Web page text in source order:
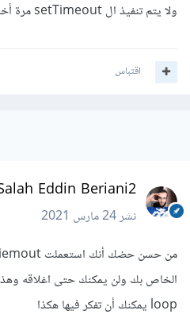
ولا يتم تنفيذ ال setTimeout مرة أخرى
اقتباس
Salah Eddin Beriani2
نشر24 مارس 2021
loop يمكنك أن تفكر فيها هكذا